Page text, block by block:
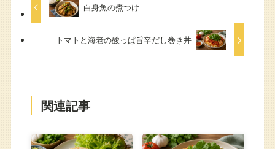
白身魚の煮つけ
トマトと海老の酸っぱ旨辛だし巻き丼
関連記事